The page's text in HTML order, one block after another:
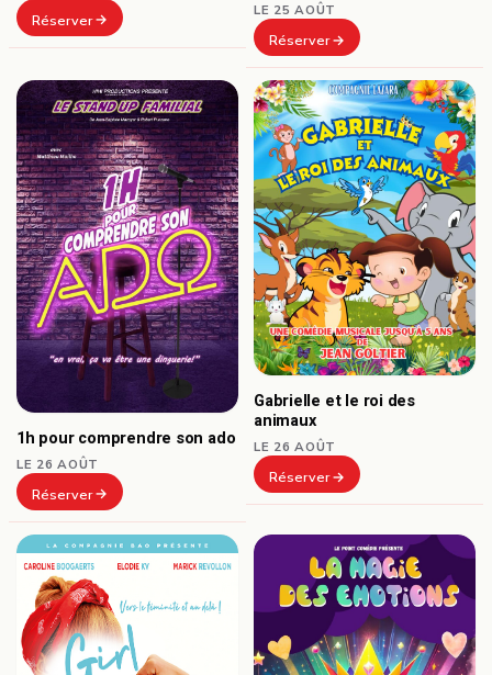
Réserver
LE 25 AOÛT
Réserver
1h pour comprendre son ado
LE 26 AOÛT
Réserver
Gabrielle et le roi des
animaux
LE 26 AOÛT
Réserver